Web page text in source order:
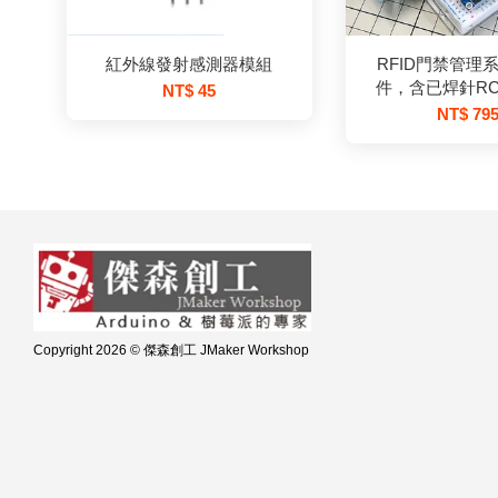
紅外線發射感測器模組
NT$ 45
RFID門禁管理
件，含已焊針
NT$
Copyright 2026 © 傑森創工 JMaker Workshop